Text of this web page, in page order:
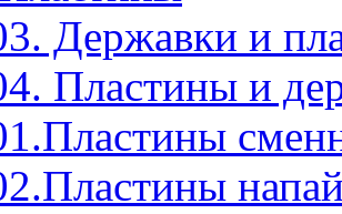
Державки и
Пластины и